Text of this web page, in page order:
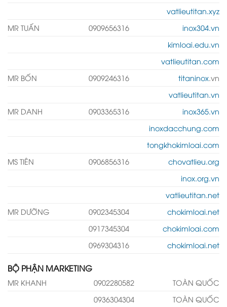
vatlieutitan.xyz
MR TUẤN
0909656316
inox304.vn
kimloai.edu.vn
vatlieutitan.com
MR BỐN
0909246316 titaninox.vn
vatlieutitan.vn
MR DANH
0903365316
inox365.vn
inoxdacchung.com
tongkhokimloai.com
MS TIÊN
0906856316
chovatlieu.org
inox.org.vn
vatlieutitan.net
MR DƯỠNG
0902345304
chokimloai.net
0917345304
chokimloai.com
0969304316
chokimloai.net
BỘ PHẬN MARKETING
MR KHANH 0902280582
TOÀN QUỐC
0936304304
TOÀN QUỐC